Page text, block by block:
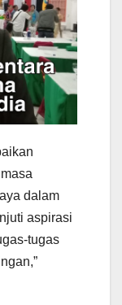
dalam
aspirasi
tugas